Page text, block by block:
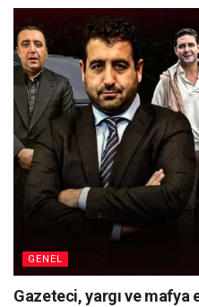
GENEL
Gazeteci, yargı ve mafya